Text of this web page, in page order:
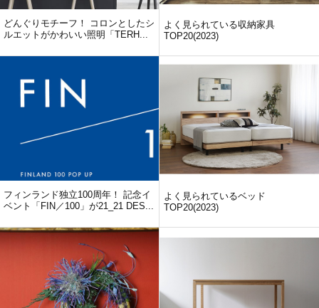
どんぐりモチーフ！ コロンとしたシ
ルエットがかわいい照明「TERH...
フィンランド独立100周年！ 記念イ
ベント「FIN／100」が21_21 DES...
よく見られている収納家具
TOP20(2023)
よく見られているベッド
TOP20(2023)